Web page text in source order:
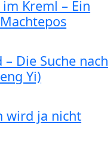
Kreml – Ein
Die Suche nach
Yi)
wird ja nicht